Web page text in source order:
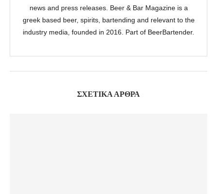
news and press releases. Beer & Bar Magazine is a
greek based beer, spirits, bartending and relevant to the
industry media, founded in 2016. Part of BeerBartender.
ΣΧΕΤΙΚΆ ΆΡΘΡΑ